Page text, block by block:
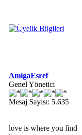
AmigaEsref
Genel Yönetici
Mesaj Sayısı: 5.635
love is where you find